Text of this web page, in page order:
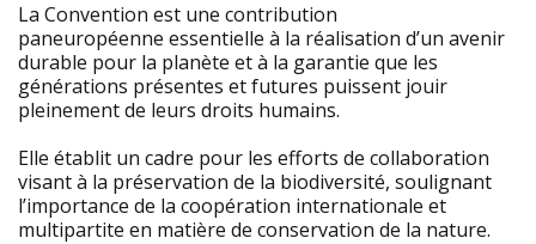
La Convention est une contribution
paneuropéenne essentielle à la réalisation d’un avenir
durable pour la planète et à la garantie que les
générations présentes et futures puissent jouir
pleinement de leurs droits humains.
Elle établit un cadre pour les efforts de collaboration
visant à la préservation de la biodiversité, soulignant
l’importance de la coopération internationale et
multipartite en matière de conservation de la nature.